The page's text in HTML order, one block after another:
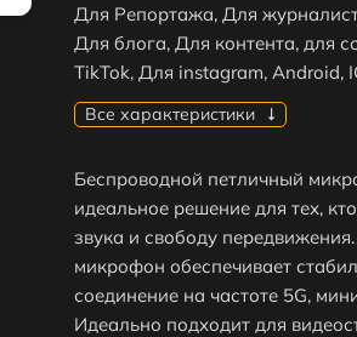
Для Репортажа, Для
Для блога, Для контента, для
TikTok, Для instagram, Android,
Все характеристики
Беспроводной петличный
идеальное решение для тех,
звука и свободу
микрофон обеспечивает
соединение на частоте 5G,
Идеально подходит для